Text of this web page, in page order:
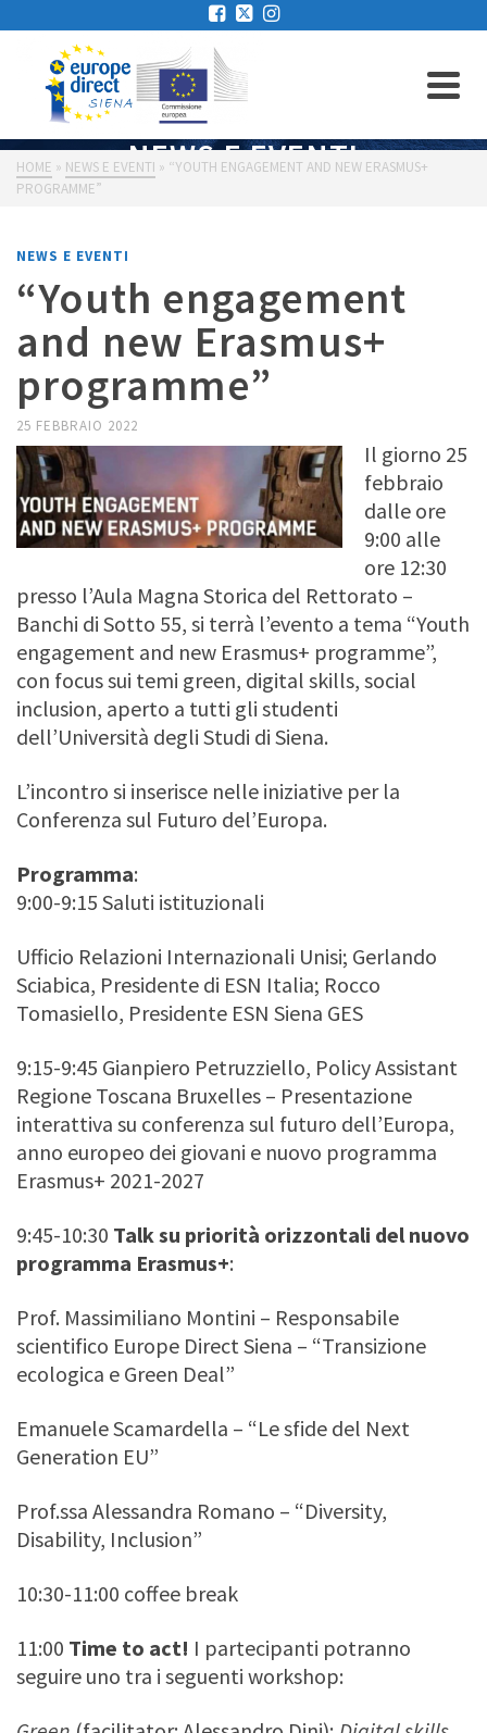
NEWS E EVENTI
HOME » NEWS E EVENTI » “YOUTH ENGAGEMENT AND NEW ERASMUS+
PROGRAMME”
NEWS E EVENTI
“Youth engagement
and new Erasmus+
programme”
25 FEBBRAIO 2022
Il giorno 25
febbraio
dalle ore
9:00 alle
ore 12:30
presso l’Aula Magna Storica del Rettorato –
Banchi di Sotto 55, si terrà l’evento a tema “Youth
engagement and new Erasmus+ programme”,
con focus sui temi green, digital skills, social
inclusion, aperto a tutti gli studenti
dell’Università degli Studi di Siena.
L’incontro si inserisce nelle iniziative per la
Conferenza sul Futuro del’Europa.
Programma:
9:00-9:15 Saluti istituzionali
Ufficio Relazioni Internazionali Unisi; Gerlando
Sciabica, Presidente di ESN Italia; Rocco
Tomasiello, Presidente ESN Siena GES
9:15-9:45 Gianpiero Petruzziello, Policy Assistant
Regione Toscana Bruxelles – Presentazione
interattiva su conferenza sul futuro dell’Europa,
anno europeo dei giovani e nuovo programma
Erasmus+ 2021-2027
9:45-10:30 Talk su priorità orizzontali del nuovo
programma Erasmus+:
Prof. Massimiliano Montini – Responsabile
scientifico Europe Direct Siena – “Transizione
ecologica e Green Deal”
Emanuele Scamardella – “Le sfide del Next
Generation EU”
Prof.ssa Alessandra Romano – “Diversity,
Disability, Inclusion”
10:30-11:00 coffee break
11:00 Time to act! I partecipanti potranno
seguire uno tra i seguenti workshop: